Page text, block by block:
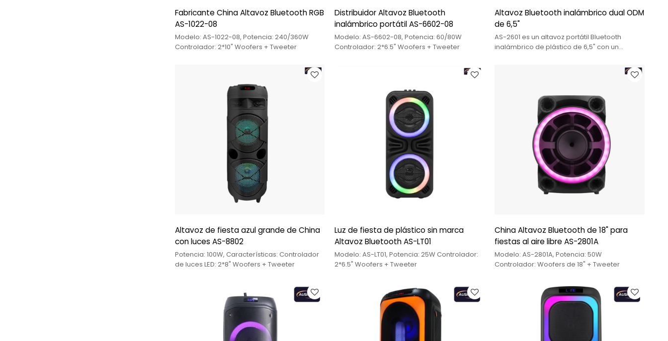
Fabricante China Altavoz Bluetooth RGB
AS-1022-08
Modelo: AS-1022-08, Potencia: 240/360W
Controlador: 2*10" Woofers + Tweeter
Distribuidor Altavoz Bluetooth
inalámbrico portátil AS-6602-08
Modelo: AS-6602-08, Potencia: 60/80W
Controlador: 2*6.5" Woofers + Tweeter
Altavoz Bluetooth inalámbrico dual ODM
de 6,5"
AS-2601 es un altavoz portátil Bluetooth
inalámbrico de plástico de 6,5" con un
una batería de iones de litio de 3600 mAH.
Altavoz de fiesta azul grande de China
con luces AS-8802
Potencia: 100W, Características: Controlador
de luces LED: 2*8" Woofers + Tweeter
Luz de fiesta de plástico sin marca
Altavoz Bluetooth AS-LT01
Modelo: AS-LT01, Potencia: 25W Controlador:
2*6.5" Woofers + Tweeter
China Altavoz Bluetooth de 18" para
fiestas al aire libre AS-2801A
Modelo: AS-2801A, Potencia: 50W
Controlador: Woofers de 18" + Tweeter